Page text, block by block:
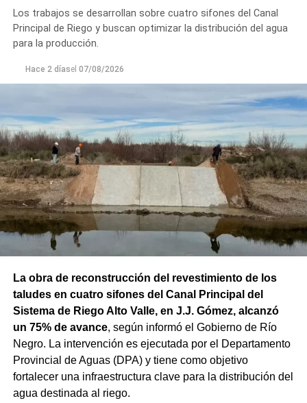
Los trabajos se desarrollan sobre cuatro sifones del Canal
Principal de Riego y buscan optimizar la distribución del agua
para la producción.
Hace 2 díasel 07/08/2026
La obra de reconstrucción del revestimiento de los
taludes en cuatro sifones del Canal Principal del
Sistema de Riego Alto Valle, en J.J. Gómez, alcanzó
un 75% de avance, según informó el Gobierno de Río
Negro. La intervención es ejecutada por el Departamento
Provincial de Aguas (DPA) y tiene como objetivo
fortalecer una infraestructura clave para la distribución del
agua destinada al riego.